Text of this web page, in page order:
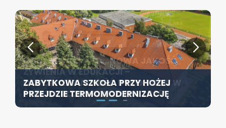
ZABYTKOWA SZKOŁA PRZY HOŻEJ
PRZEJDZIE TERMOMODERNIZACJĘ
KONFERENCJA PT. „NOWA JAKOŚĆ
ŻYWIENIA W EDUKACJI –
ODPOWIEDZIALNOŚĆ DYREKTORA W
ŚWIETLE ROZPORZĄDZENIA 2026”
SZCZECIN ROZWIJA EDUKACJĘ
WŁĄCZAJĄCĄ - NOWE
SPECJALISTYCZNE CENTRUM
ROZPOCZYNA DZIAŁALNOŚĆ